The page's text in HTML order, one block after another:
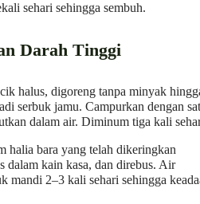
sehari sehingga sembuh.
Darah Tinggi
halus, digoreng tanpa minyak
serbuk jamu. Campurkan dengan
dalam air. Diminum tiga kali
halia bara yang telah dikeringkan
dalam kain kasa, dan direbus. Air
mandi 2–3 kali sehari sehingga